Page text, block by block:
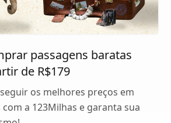
passagens baratas
de R$179
os melhores preços em
a 123Milhas e garanta sua